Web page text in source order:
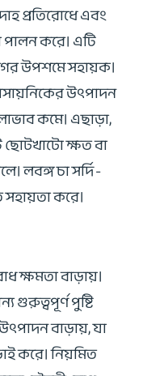
প্রতিরোধে এবং
করে। এটি
উপশমে সহায়ক।
উৎপাদন
কমে। এছাড়া,
ছোটখাটো ক্ষত বা
লবঙ্গ চা সর্দি-
সহায়তা করে।
ক্ষমতা বাড়ায়।
গুরুত্বপূর্ণ পুষ্টি
বাড়ায়, যা
করে। নিয়মিত